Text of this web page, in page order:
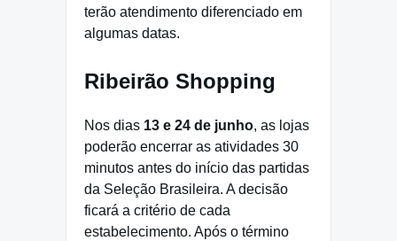
terão atendimento diferenciado em
algumas datas.
Ribeirão Shopping
Nos dias 13 e 24 de junho, as lojas
poderão encerrar as atividades 30
minutos antes do início das partidas
da Seleção Brasileira. A decisão
ficará a critério de cada
estabelecimento. Após o término